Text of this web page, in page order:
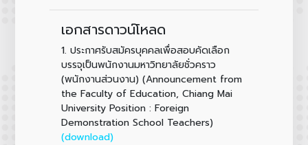
เอกสารดาวน์โหลด
1. ประกาศรับสมัครบุคคลเพื่อสอบคัดเลือก
บรรจุเป็นพนักงานมหาวิทยาลัยชั่วคราว
(พนักงานส่วนงาน) (Announcement from
the Faculty of Education, Chiang Mai
University Position : Foreign
Demonstration School Teachers)
(download)